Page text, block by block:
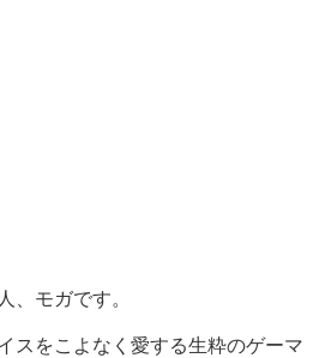
、モガです。
スをこよなく愛する生粋のゲーマ